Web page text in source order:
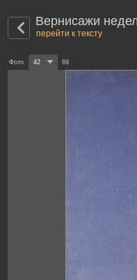
Вернисажи
перейти к тексту
Фото 42 69